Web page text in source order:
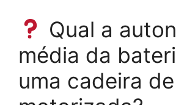
Qual a
média da
uma cadeira